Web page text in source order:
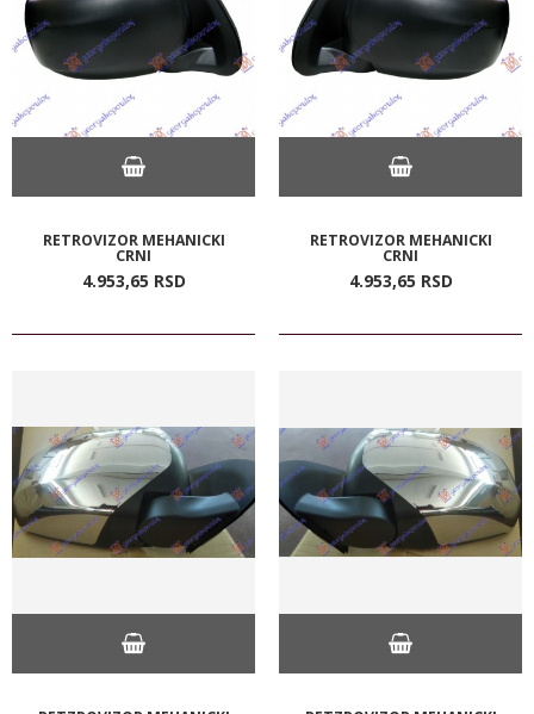
RETROVIZOR MEHANICKI
CRNI
4.953,65 RSD
RETROVIZOR MEHANICKI
CRNI
4.953,65 RSD